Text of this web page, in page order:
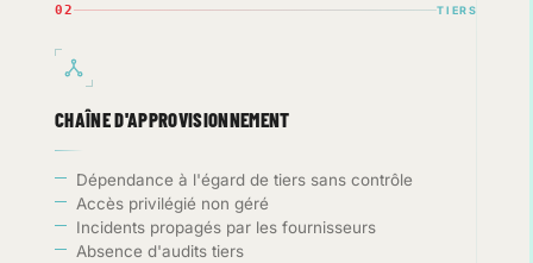
02 TIERS
CHAÎNE D'APPROVISIONNEMENT
Dépendance à l'égard de tiers sans contrôle
Accès privilégié non géré
Incidents propagés par les fournisseurs
Absence d'audits tiers